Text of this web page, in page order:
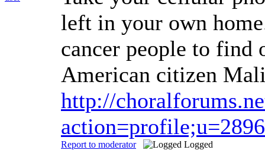
left in your own
cancer people to
American citizen
http://
Report to moderator Logged